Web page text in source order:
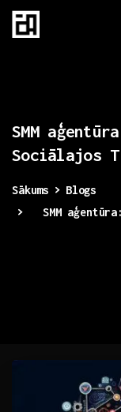
SMM
Sociālajos
Sākums
Blogs
SMM